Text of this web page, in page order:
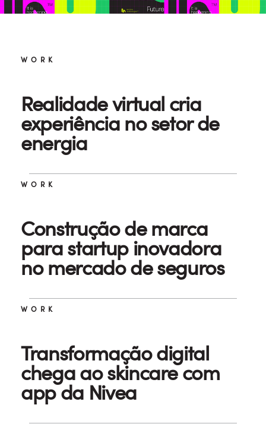
WORK
Realidade virtual cria
experiência no setor de
energia
WORK
Construção de marca
para startup inovadora
no mercado de seguros
WORK
Transformação digital
chega ao skincare com
app da Nivea